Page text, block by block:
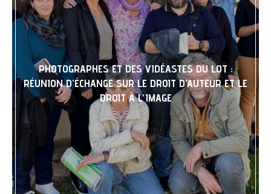
PHOTOGRAPHES ET DES VIDÉASTES DU LOT :
RÉUNION D’ÉCHANGE SUR LE DROIT D’AUTEUR ET LE
DROIT À L’IMAGE